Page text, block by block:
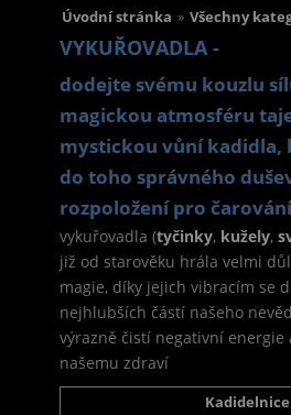
Úvodní stránka » Všechny
VYKUŘOVADLA -
dodejte svému kouzlu
magickou atmosféru
mystickou vůní kadidla,
do toho správného
rozpoložení pro čarování
vykuřovadla (tyčinky, kužely,
již od starověku hrála velmi
magie, díky jejich vibracím se
nejhlubších částí našeho
výrazně čistí negativní energie
našemu zdraví
Kadidelnice